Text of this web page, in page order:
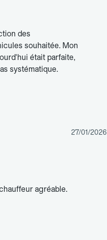
des
souhaitée. Mon
était parfaite,
systématique.
27/01/2026
agréable.